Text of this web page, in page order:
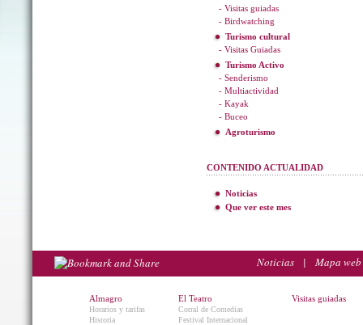
- Visitas guiadas
- Birdwatching
Turismo cultural
- Visitas Guiadas
Turismo Activo
- Senderismo
- Multiactividad
- Kayak
- Buceo
Agroturismo
CONTENIDO ACTUALIDAD
Noticias
Que ver este mes
Noticias | Mapa web
Almagro
Horarios y tarifas
Historia
El Teatro
Corral de Comedias
Festival Internacional
Visitas guiadas